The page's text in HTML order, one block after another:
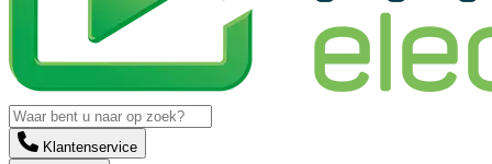
Klantenservice